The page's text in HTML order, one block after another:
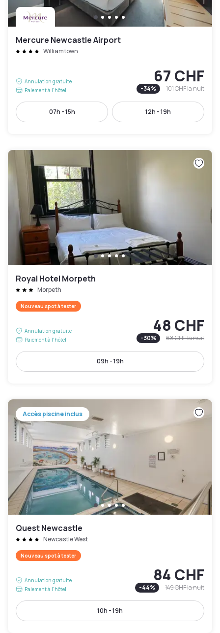
Mercure Newcastle Airport
Williamtown
Annulation gratuite
Paiement à l'hôtel
67 CHF
-34% 101 CHFla nuit
07h - 15h 12h - 19h
Royal Hotel Morpeth
Morpeth
Nouveau spot à tester
Annulation gratuite
Paiement à l'hôtel
48 CHF
-30% 68 CHFla nuit
09h - 19h
Accès piscine inclus
Quest Newcastle
Newcastle West
Nouveau spot à tester
Annulation gratuite
Paiement à l'hôtel
84 CHF
-44% 149 CHFla nuit
10h - 19h